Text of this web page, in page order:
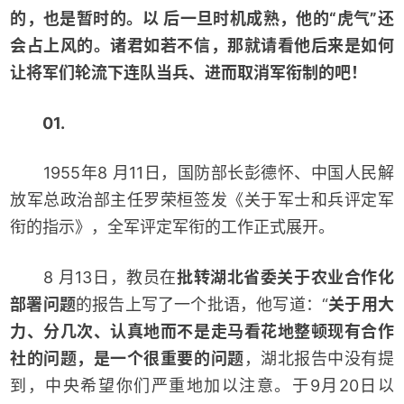
的，也是暂时的。以 后一旦时机成熟，他的“虎气”还
会占上风的。诸君如若不信，那就请看他后来是如何
让将军们轮流下连队当兵、进而取消军衔制的吧！
01.
1955年8 月11日，国防部长彭德怀、中国人民解
放军总政治部主任罗荣桓签发《关于军士和兵评定军
衔的指示》，全军评定军衔的工作正式展开。
8 月13日，教员在批转湖北省委关于农业合作化
部署问题的报告上写了一个批语，他写道：“关于用大
力、分几次、认真地而不是走马看花地整顿现有合作
社的问题，是一个很重要的问题，湖北报告中没有提
到，中央希望你们严重地加以注意。于9月20日以